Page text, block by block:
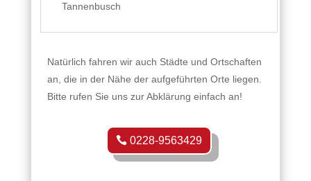
Tannenbusch
Natürlich fahren wir auch Städte und Ortschaften
an, die in der Nähe der aufgeführten Orte liegen.
Bitte rufen Sie uns zur Abklärung einfach an!
0228-9563429